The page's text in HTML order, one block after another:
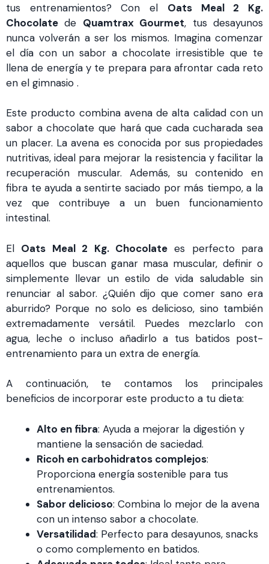
tus entrenamientos? Con el Oats Meal 2 Kg.
Chocolate de Quamtrax Gourmet, tus desayunos
nunca volverán a ser los mismos. Imagina comenzar
el día con un sabor a chocolate irresistible que te
llena de energía y te prepara para afrontar cada reto
en el gimnasio .
Este producto combina avena de alta calidad con un
sabor a chocolate que hará que cada cucharada sea
un placer. La avena es conocida por sus propiedades
nutritivas, ideal para mejorar la resistencia y facilitar la
recuperación muscular. Además, su contenido en
fibra te ayuda a sentirte saciado por más tiempo, a la
vez que contribuye a un buen funcionamiento
intestinal.
El Oats Meal 2 Kg. Chocolatees perfecto para
aquellos que buscan ganar masa muscular, definir o
simplemente llevar un estilo de vida saludable sin
renunciar al sabor. ¿Quién dijo que comer sano era
aburrido? Porque no solo es delicioso, sino también
extremadamente versátil. Puedes mezclarlo con
agua, leche o incluso añadirlo a tus batidos post-
entrenamiento para un extra de energía.
A continuación, te contamos los principales
beneficios de incorporar este producto a tu dieta:
Alto en fibra: Ayuda a mejorar la digestión y
mantiene la sensación de saciedad.
Ricoh en carbohidratos complejos:
Proporciona energía sostenible para tus
entrenamientos.
Sabor delicioso: Combina lo mejor de la avena
con un intenso sabor a chocolate.
Versatilidad: Perfecto para desayunos, snacks
o como complemento en batidos.